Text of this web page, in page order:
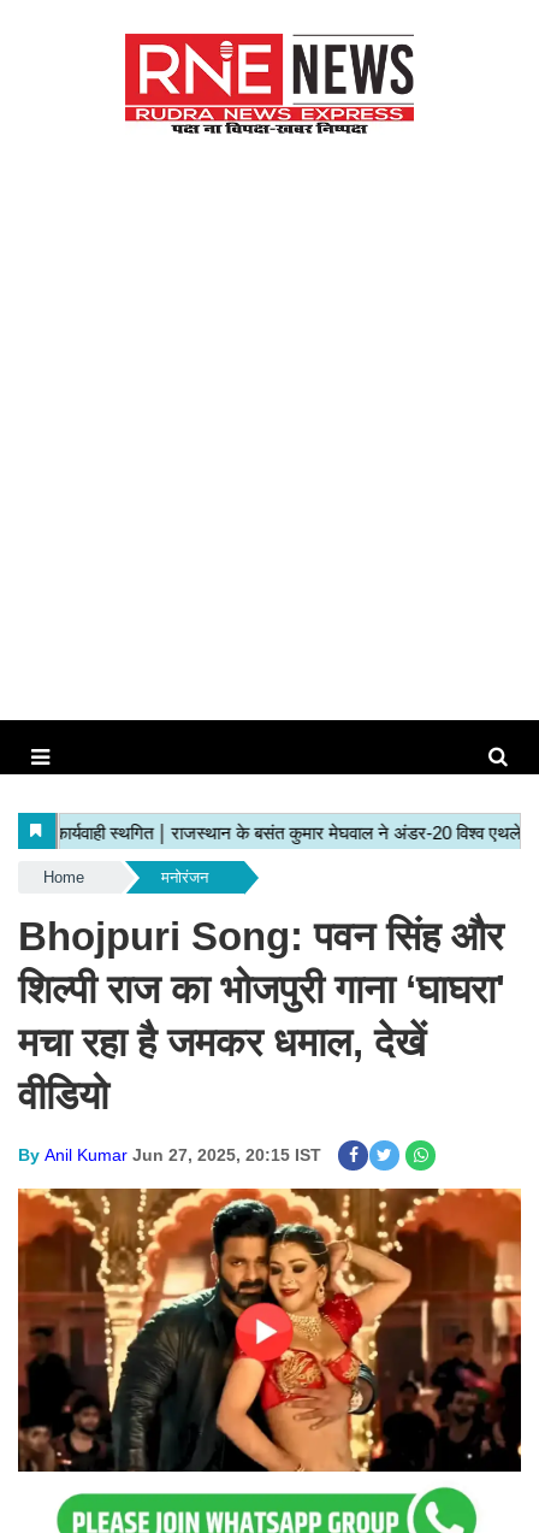
Home मनोरंजन
Bhojpuri Song: पवन सिंह और
शिल्पी राज का भोजपुरी गाना ‘घाघरा'
मचा रहा है जमकर धमाल, देखें
वीडियो
By Anil Kumar Jun 27, 2025, 20:15 IST